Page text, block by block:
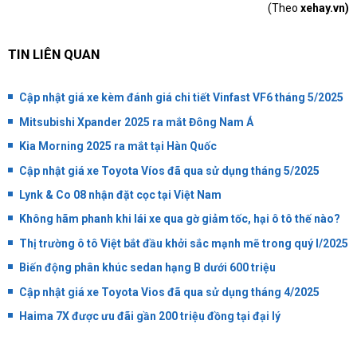
(Theo xehay.vn)
TIN LIÊN QUAN
Cập nhật giá xe kèm đánh giá chi tiết Vinfast VF6 tháng 5/2025
Mitsubishi Xpander 2025 ra mắt Đông Nam Á
Kia Morning 2025 ra mắt tại Hàn Quốc
Cập nhật giá xe Toyota Víos đã qua sử dụng tháng 5/2025
Lynk & Co 08 nhận đặt cọc tại Việt Nam
Không hãm phanh khi lái xe qua gờ giảm tốc, hại ô tô thế nào?
Thị trường ô tô Việt bắt đầu khởi sắc mạnh mẽ trong quý I/2025
Biến động phân khúc sedan hạng B dưới 600 triệu
Cập nhật giá xe Toyota Vios đã qua sử dụng tháng 4/2025
Haima 7X được ưu đãi gần 200 triệu đồng tại đại lý